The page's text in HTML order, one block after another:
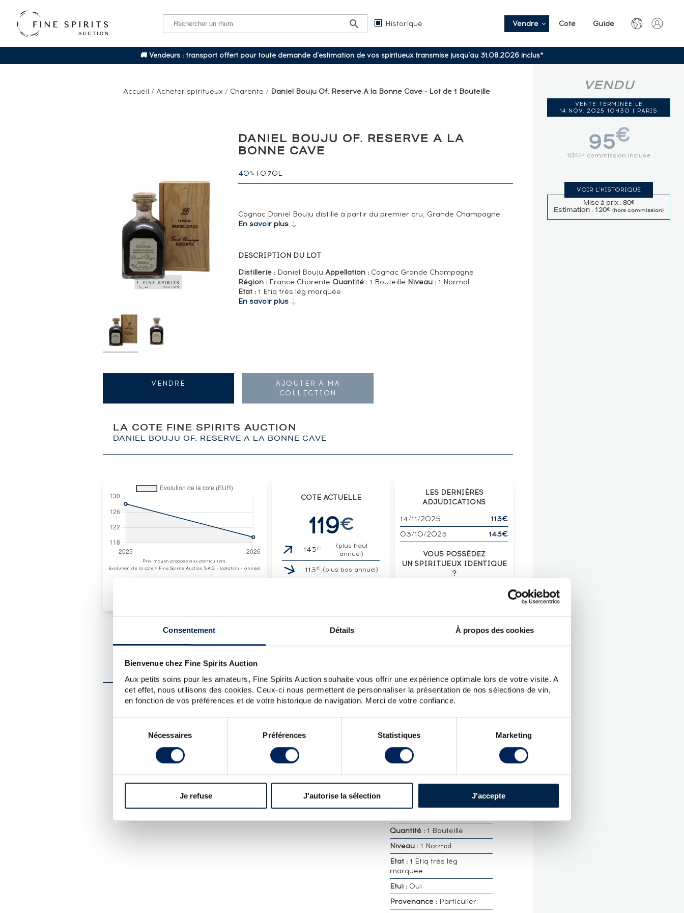
Consentement Détails À propos des cookies
Bienvenue chez Fine Spirits Auction
Aux petits soins pour les amateurs, Fine Spirits Auction souhaite vous offrir une expérience optimale lors de votre visite. A
cet effet, nous utilisons des cookies. Ceux-ci nous permettent de personnaliser la présentation de nos sélections de vin,
en fonction de vos préférences et de votre historique de navigation. Merci de votre confiance.
consentement
Nécessaires Préférences Statistiques Marketing
Je refuse J'autorise la sélection J'accepte
Historique Vendre Cote Guide
🚚 Vendeurs : transport offert pour toute demande d’estimation de vos spiritueux transmise jusqu’au 31.08.2026 inclus*
Accueil / Acheter spiritueux / Charente / Daniel Bouju Of. Reserve A la Bonne Cave - Lot de 1 Bouteille
DANIEL BOUJU OF. RESERVE A LA
BONNE CAVE
40% | 0.70L
Cognac Daniel Bouju distillé à partir du premier cru, Grande Champagne.
En savoir plus
DESCRIPTION DU LOT
Distillerie :Daniel Bouju Appellation :Cognac Grande Champagne
Région : France Charente Quantité :1 Bouteille Niveau :1 Normal
Etat :1 Etiq très lég marquée
En savoir plus
LA COTE FINE SPIRITS AUCTION
DANIEL BOUJU OF. RESERVE A LA BONNE CAVE
Prix moyen proposé aux particuliers.
Evolution de la cote © Fine Spirits Auction S.A.S. - (cotation / année)
COTE ACTUELLE
119€
143€
(plus haut
annuel)
113€ (plus bas annuel)
LES DERNIÈRES
ADJUDICATIONS
14/11/2025
113€
03/10/2025
143€
VOUS POSSÉDEZ
UN SPIRITUEUX IDENTIQUE
?
DANIEL BOUJU OF. RESERVE A LA BONNE CAVE
LA CUVÉE
Cognac Daniel Bouju distillé à partir du premier cru, Grande Champagne.
CARACTÉRISTIQUES
Appellation :
Région :France Charente
40 %
Quantité : 1 Bouteille
Niveau : 1 Normal
Etat : 1 Etiq très lég
marquée
Etui : Oui
Provenance : Particulier
VENDU
VENTE TERMINÉE LE
14 NOV. 2025 10H30 | PARIS
95€
113€24 commission incluse
VOIR L'HISTORIQUE
Mise à prix : 80€
Estimation : 120€ (hors commission)
VENDRE
AJOUTER À MA
COLLECTION